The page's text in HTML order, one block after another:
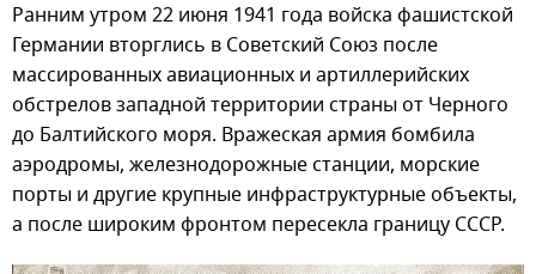
Ранним утром 22 июня 1941 года войска фашистской
Германии вторглись в Советский Союз после
массированных авиационных и артиллерийских
обстрелов западной территории страны от Черного
до Балтийского моря. Вражеская армия бомбила
аэродромы, железнодорожные станции, морские
порты и другие крупные инфраструктурные объекты,
а после широким фронтом пересекла границу СССР.